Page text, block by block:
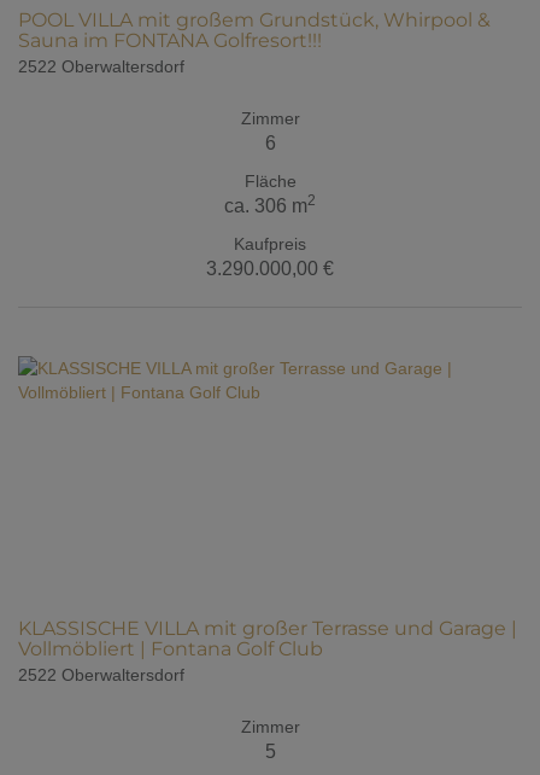
POOL VILLA mit großem Grundstück, Whirpool &
Sauna im FONTANA Golfresort!!!
2522 Oberwaltersdorf
Zimmer
6
Fläche
ca. 306 m2
Kaufpreis
3.290.000,00 €
KLASSISCHE VILLA mit großer Terrasse und Garage |
Vollmöbliert | Fontana Golf Club
2522 Oberwaltersdorf
Zimmer
5